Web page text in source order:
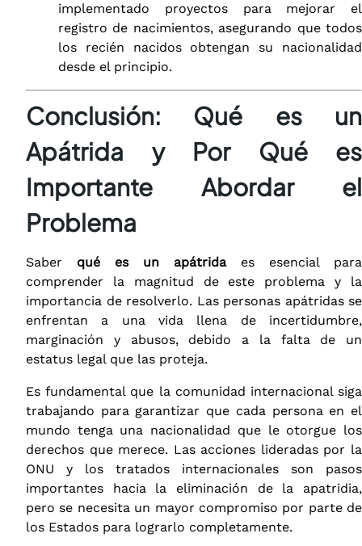
implementado proyectos para mejorar el
registro de nacimientos, asegurando que todos
los recién nacidos obtengan su nacionalidad
desde el principio.
Conclusión: Qué es un
Apátrida y Por Qué es
Importante Abordar el
Problema
Saber qué es un apátridaes esencial para
comprender la magnitud de este problema y la
importancia de resolverlo. Las personas apátridas se
enfrentan a una vida llena de incertidumbre,
marginación y abusos, debido a la falta de un
estatus legal que las proteja.
Es fundamental que la comunidad internacional siga
trabajando para garantizar que cada persona en el
mundo tenga una nacionalidad que le otorgue los
derechos que merece. Las acciones lideradas por la
ONU y los tratados internacionales son pasos
importantes hacia la eliminación de la apatridia,
pero se necesita un mayor compromiso por parte de
los Estados para lograrlo completamente.